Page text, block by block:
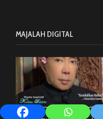
MAJALAH DIGITAL